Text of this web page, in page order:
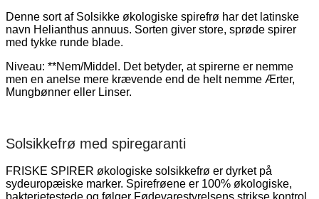
Denne sort af Solsikke økologiske spirefrø har det latinske
navn Helianthus annuus. Sorten giver store, sprøde spirer
med tykke runde blade.
Niveau: **Nem/Middel. Det betyder, at spirerne er nemme
men en anelse mere krævende end de helt nemme Ærter,
Mungbønner eller Linser.
Solsikkefrø med spiregaranti
FRISKE SPIRER økologiske solsikkefrø er dyrket på
sydeuropæiske marker. Spirefrøene er 100% økologiske,
bakterietestede og følger Fødevarestyrelsens strikse kontrol